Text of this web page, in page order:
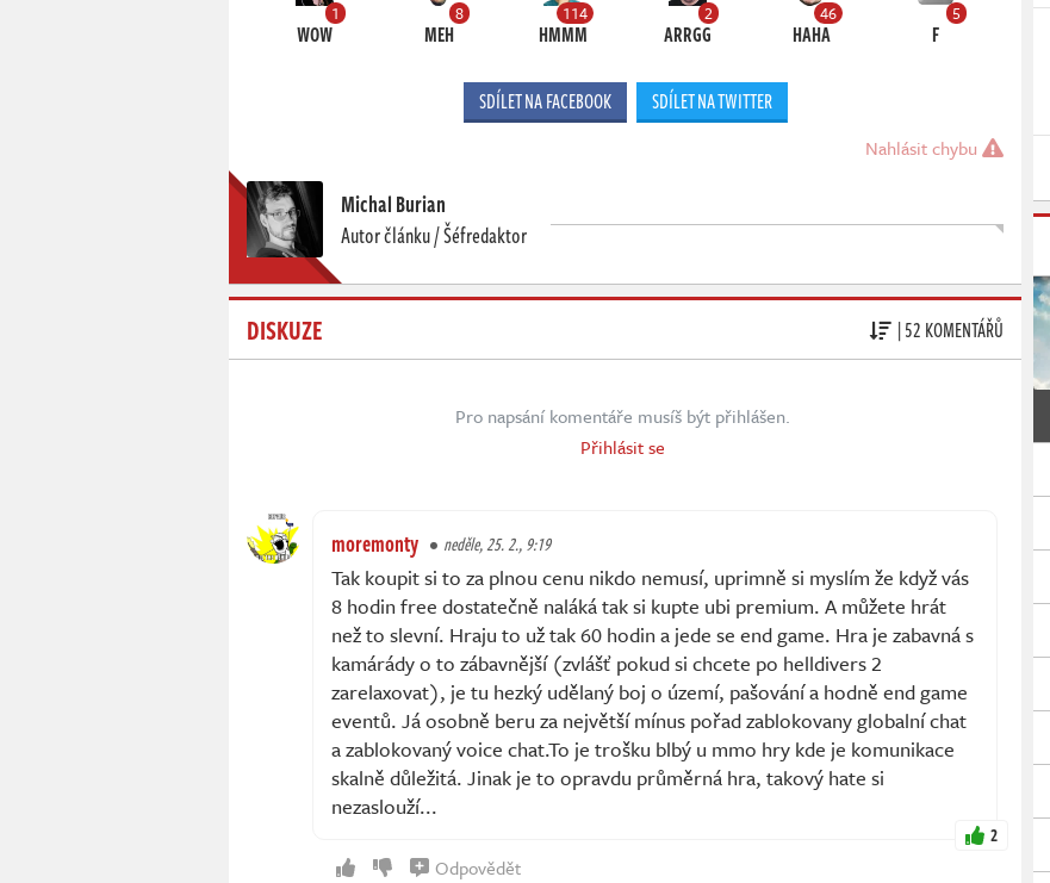
1
WOW
8
MEH
114
HMMM
2
ARRGG
46
HAHA
5
F
SDÍLET NA FACEBOOK SDÍLET NA TWITTER
Nahlásit chybu
Michal Burian
Autor článku / Šéfredaktor
DISKUZE | 52 KOMENTÁŘŮ
Pro napsání komentáře musíš být přihlášen.
Přihlásit se
moremonty neděle, 25. 2., 9:19
Tak koupit si to za plnou cenu nikdo nemusí, uprimně si myslím že když vás
8 hodin free dostatečně naláká tak si kupte ubi premium. A můžete hrát
než to slevní. Hraju to už tak 60 hodin a jede se end game. Hra je zabavná s
kamárády o to zábavnější (zvlášť pokud si chcete po helldivers 2
zarelaxovat), je tu hezký udělaný boj o území, pašování a hodně end game
eventů. Já osobně beru za největší mínus pořad zablokovany globalní chat
a zablokovaný voice chat.To je trošku blbý u mmo hry kde je komunikace
skalně důležitá. Jinak je to opravdu průměrná hra, takový hate si
nezaslouží...
2
Odpovědět